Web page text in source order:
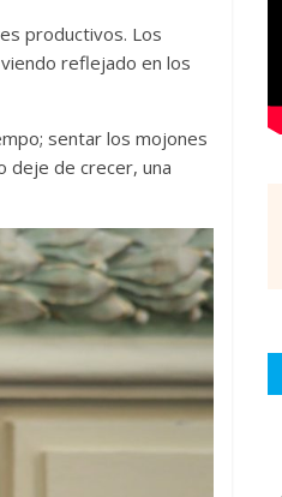
productivos. Los
reflejado en los
sentar los mojones
deje de crecer, una